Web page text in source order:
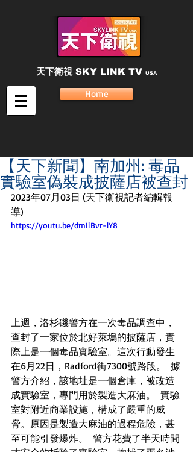
天下衛視 SKY LINK TV USA
Home
【天下新聞】南加州: 毒品
實驗室偽裝成披薩店被查封
2023年07月03日 (天下衛視記者編輯報
導)
https://youtu.be/dmIiBvr-lY8
上週，洛杉磯警方在一次毒品調查中，
查封了一家位於北好萊塢的披薩店，實
際上是一個毒品實驗室。這次行動發生
在6月22日，Radford街7300號路段。  據
警方介紹，該地址是一個倉庫，被改造
成實驗室，專門用於製造大麻油。  實驗
室對附近商業設施，構成了嚴重的威
脅。原因是製造大麻油的過程危險，甚
至可能引發爆炸。  警方花費了半天時間